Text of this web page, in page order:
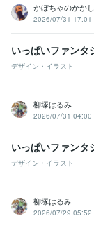
かぼちゃのかか
2026/07/31 17:01
いっぱいファン
デザイン・イラスト
柳塚はるみ
2026/07/31 04:00
いっぱいファン
デザイン・イラスト
柳塚はるみ
2026/07/29 05:52